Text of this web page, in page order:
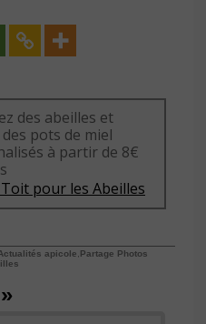
des abeilles et
des pots de miel
à partir de 8€
pour les Abeilles
apicole Partage Photos
»